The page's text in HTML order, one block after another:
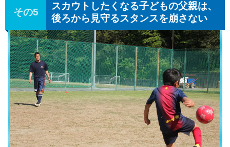
スカウトしたくなる子どもの父親は、
後ろから見守るスタンスを崩さない